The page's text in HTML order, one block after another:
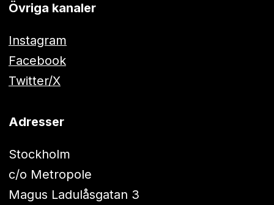
Övriga kanaler
Instagram
Facebook
Twitter/X
Adresser
Stockholm
c/o Metropole
Magus Ladulåsgatan 3